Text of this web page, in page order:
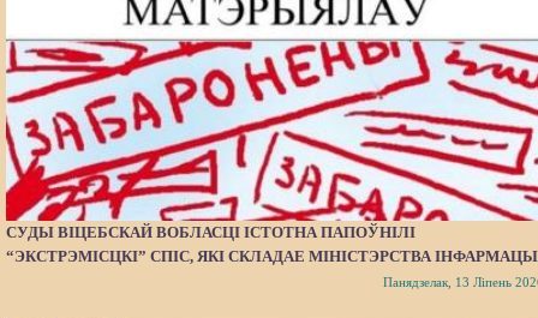
СУДЫ ВІЦЕБСКАЙ ВОБЛАСЦІ ІСТОТНА ПАПОЎНІЛІ
“ЭКСТРЭМІСЦКІ” СПІС, ЯКІ СКЛАДАЕ МІНІСТЭРСТВА
Панядзелак, 13 Ліпень